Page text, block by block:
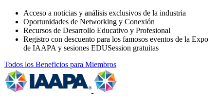
Acceso a noticias y análisis exclusivos de la industria
Oportunidades de Networking y Conexión
Recursos de Desarrollo Educativo y Profesional
Registro con descuento para los famosos eventos de la Expo
de IAAPA y sesiones EDUSession gratuitas
Todos los Beneficios para Miembros